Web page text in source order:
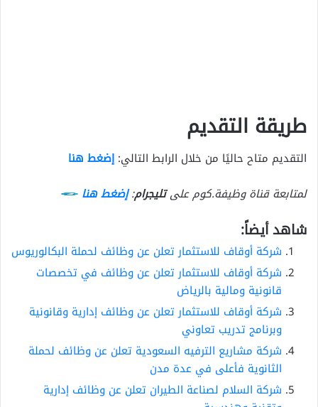
طريقة التقديم
التقديم متاح حاليًا من خلال الرابط التالي: إضغط هنا
لمتابعة قناة وظيفة.كوم علىتليجرام:إضغط هنا
شاهد أيضاً:
شركة أوقاف للاستثمار تعلن عن وظائف لحملة البكالوريوس
شركة أوقاف للاستثمار تعلن عن وظائف في تخصصات
قانونية ومالية بالرياض
شركة أوقاف للاستثمار تعلن عن وظائف إدارية وقانونية
وبرنامج تدريب تعاوني
شركة مشاريع الترفيه السعودية تعلن عن وظائف لحملة
الثانوية فأعلى في عدة مدن
شركة السلام لصناعة الطيران تعلن عن وظائف إدارية